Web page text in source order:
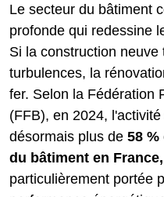
Le secteur du bâtiment
profonde qui redessine
Si la construction
turbulences, la
fer. Selon la Fédération
(FFB), en 2024,
désormais plus de 58
du bâtiment en France,
particulièrement portée